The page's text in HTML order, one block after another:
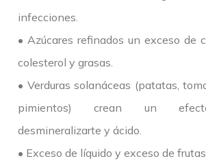
infecciones.
• Azúcares refinados un exceso de
colesterol y grasas.
• Verduras solanáceas (patatas,
pimientos) crean un
desmineralizarte y ácido.
• Exceso de líquido y exceso de